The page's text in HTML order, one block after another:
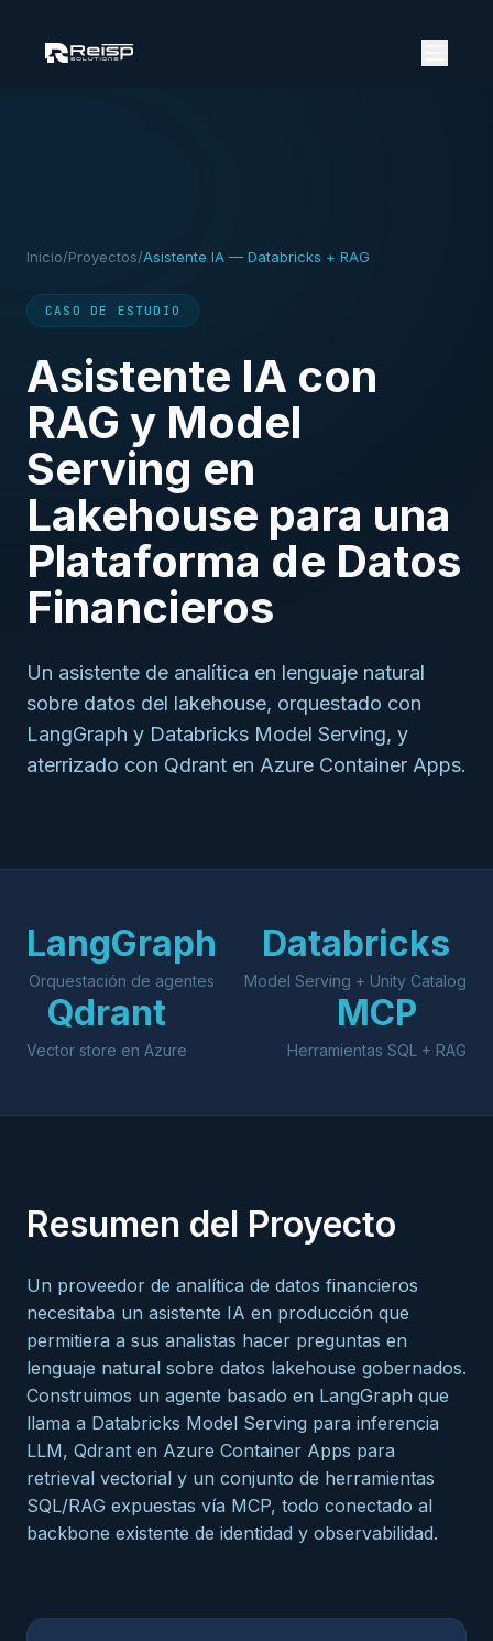
Inicio/Proyectos/Asistente IA — Databricks + RAG
CASO DE ESTUDIO
Asistente IA con
RAG y Model
Serving en
Lakehouse para una
Plataforma de Datos
Financieros
Un asistente de analítica en lenguaje natural
sobre datos del lakehouse, orquestado con
LangGraph y Databricks Model Serving, y
aterrizado con Qdrant en Azure Container Apps.
LangGraph
Orquestación de agentes
Databricks
Model Serving + Unity Catalog
Qdrant
Vector store en Azure
MCP
Herramientas SQL + RAG
Resumen del Proyecto
Un proveedor de analítica de datos financieros
necesitaba un asistente IA en producción que
permitiera a sus analistas hacer preguntas en
lenguaje natural sobre datos lakehouse gobernados.
Construimos un agente basado en LangGraph que
llama a Databricks Model Serving para inferencia
LLM, Qdrant en Azure Container Apps para
retrieval vectorial y un conjunto de herramientas
SQL/RAG expuestas vía MCP, todo conectado al
backbone existente de identidad y observabilidad.